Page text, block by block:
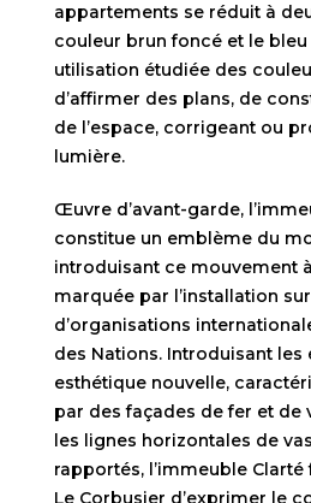
appartements se réduit à
couleur brun foncé et le bleu
utilisation étudiée des
d’affirmer des plans, de
de l’espace, corrigeant ou
lumière.
Œuvre d’avant-garde,
constitue un emblème du
introduisant ce mouvement
marquée par l’installation
d’organisations
des Nations. Introduisant les
esthétique nouvelle,
par des façades de fer et de
les lignes horizontales de
rapportés, l’immeuble
Le Corbusier d’exprimer le